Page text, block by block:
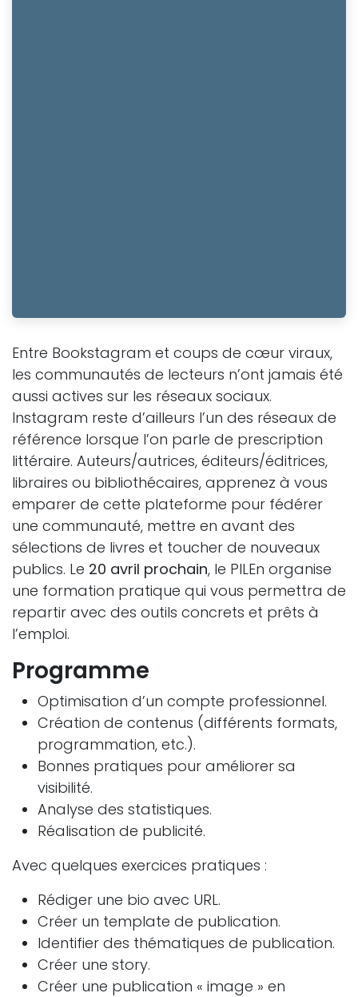
Entre Bookstagram et coups de cœur viraux,
les communautés de lecteurs n’ont jamais été
aussi actives sur les réseaux sociaux.
Instagram reste d’ailleurs l’un des réseaux de
référence lorsque l’on parle de prescription
littéraire. Auteurs/autrices, éditeurs/éditrices,
libraires ou bibliothécaires, apprenez à vous
emparer de cette plateforme pour fédérer
une communauté, mettre en avant des
sélections de livres et toucher de nouveaux
publics. Le 20 avril prochain, le PILEn organise
une formation pratique qui vous permettra de
repartir avec des outils concrets et prêts à
l’emploi.
Programme
Optimisation d’un compte professionnel.
Création de contenus (différents formats,
programmation, etc.).
Bonnes pratiques pour améliorer sa
visibilité.
Analyse des statistiques.
Réalisation de publicité.
Avec quelques exercices pratiques :
Rédiger une bio avec URL.
Créer un template de publication.
Identifier des thématiques de publication.
Créer une story.
Créer une publication « image » en